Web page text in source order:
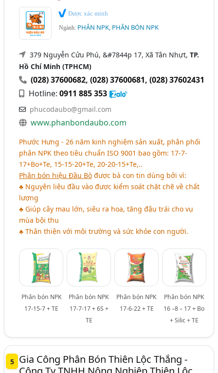
Được xác minh
Ngành: PHÂN NPK, PHÂN BÓN NPK
379 Nguyễn Cửu Phú, &#7844p 17, Xã Tân Nhựt,TP.
Hồ Chí Minh (TPHCM)
(028) 37600682,(028) 37600681,(028) 37602431
Hotline:0911 885 353
phucodaubo@gmail.com
www.phanbondaubo.com
Phước Hưng - 26 năm kinh nghiệm sản xuất, phân phối
phân NPK theo tiêu chuẩn ISO 9001 bao gồm: 17-7-
17+Bo+Te, 15-15-20+Te, 20-20-15+Te,..
Phân bón hiệu Đầu Bò được bà con tin dùng bởi vì:
♣ Nguyên liệu đầu vào được kiểm soát chặt chẽ về chất
lượng
♣ Giúp cây mau lớn, siêu ra hoa, tăng đậu trái cho vụ
mùa bội thu
♣ Thân thiện với môi trường và sức khỏe con người.
Phân bón NPK
17-15-7 + TE
Phân bón NPK
17-7-17 + 6S +
TE
Phân bón NPK
17-6-22 + TE
Phân bón NPK
16 –8 – 17 + Bo
+ Silic + TE
5
Gia Công Phân Bón Thiên Lộc Thắng -